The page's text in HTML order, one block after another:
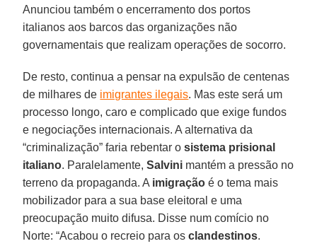
Anunciou também o encerramento dos portos
italianos aos barcos das organizações não
governamentais que realizam operações de socorro.
De resto, continua a pensar na expulsão de centenas
de milhares de imigrantes ilegais. Mas este será um
processo longo, caro e complicado que exige fundos
e negociações internacionais. A alternativa da
“criminalização” faria rebentar osistema prisional
italiano. Paralelamente,Salvini mantém a pressão no
terreno da propaganda. A imigração é o tema mais
mobilizador para a sua base eleitoral e uma
preocupação muito difusa. Disse num comício no
Norte: “Acabou o recreio para osclandestinos.